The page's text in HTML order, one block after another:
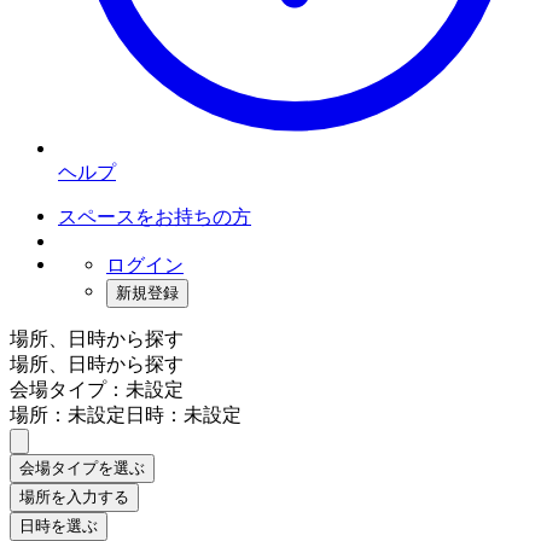
ヘルプ
スペースをお持ちの方
ログイン
新規登録
場所、日時から探す
場所、日時から探す
会場タイプ：未設定
場所：未設定日時：未設定
会場タイプを選ぶ
場所を入力する
日時を選ぶ